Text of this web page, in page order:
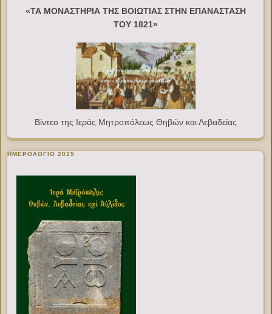
«ΤΑ ΜΟΝΑΣΤΗΡΙΑ ΤΗΣ ΒΟΙΩΤΙΑΣ ΣΤΗΝ ΕΠΑΝΑΣΤΑΣΗ
ΤΟΥ 1821»
Βίντεο της Ιεράς Μητροπόλεως Θηβών και Λεβαδείας
ΗΜΕΡΟΛΟΓΙΟ 2025